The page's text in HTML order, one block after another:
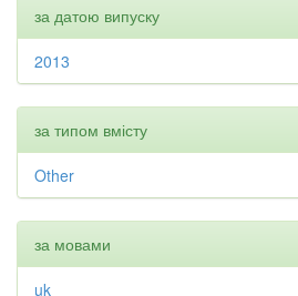
за датою випуску
2013
за типом вмісту
Other
за мовами
uk